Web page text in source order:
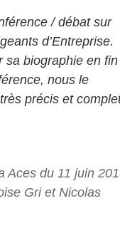
/ débat sur
d’Entreprise.
sa biographie en fin
nous le
précis et
Aces du 11 juin
Gri et Nicolas